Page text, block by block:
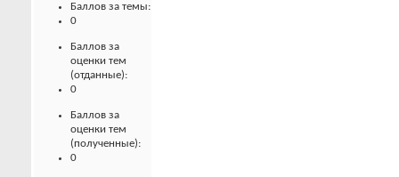
Баллов за темы:
0
Баллов за
оценки тем
(отданные):
0
Баллов за
оценки тем
(полученные):
0